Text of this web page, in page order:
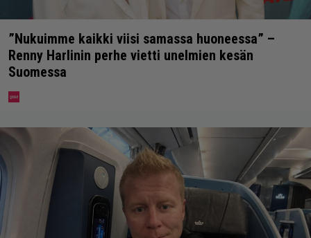
”Nukuimme kaikki viisi samassa huoneessa” –
Renny Harlinin perhe vietti unelmien kesän
Suomessa